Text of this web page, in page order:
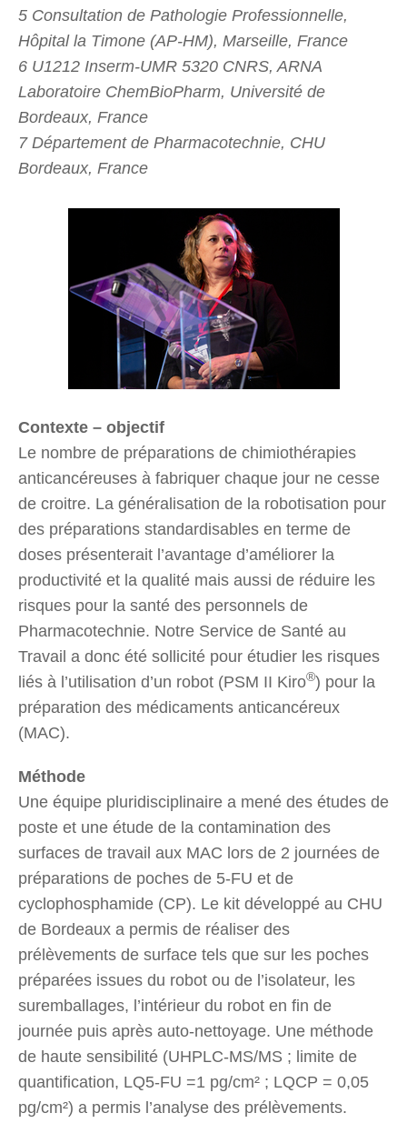
5 Consultation de Pathologie Professionnelle,
Hôpital la Timone (AP-HM), Marseille, France
6 U1212 Inserm-UMR 5320 CNRS, ARNA
Laboratoire ChemBioPharm, Université de
Bordeaux, France
7 Département de Pharmacotechnie, CHU
Bordeaux, France
Contexte – objectif
Le nombre de préparations de chimiothérapies
anticancéreuses à fabriquer chaque jour ne cesse
de croitre. La généralisation de la robotisation pour
des préparations standardisables en terme de
doses présenterait l’avantage d’améliorer la
productivité et la qualité mais aussi de réduire les
risques pour la santé des personnels de
Pharmacotechnie. Notre Service de Santé au
Travail a donc été sollicité pour étudier les risques
liés à l’utilisation d’un robot (PSM II Kiro®) pour la
préparation des médicaments anticancéreux
(MAC).
Méthode
Une équipe pluridisciplinaire a mené des études de
poste et une étude de la contamination des
surfaces de travail aux MAC lors de 2 journées de
préparations de poches de 5-FU et de
cyclophosphamide (CP). Le kit développé au CHU
de Bordeaux a permis de réaliser des
prélèvements de surface tels que sur les poches
préparées issues du robot ou de l’isolateur, les
suremballages, l’intérieur du robot en fin de
journée puis après auto-nettoyage. Une méthode
de haute sensibilité (UHPLC-MS/MS ; limite de
quantification, LQ5-FU =1 pg/cm² ; LQCP = 0,05
pg/cm²) a permis l’analyse des prélèvements.